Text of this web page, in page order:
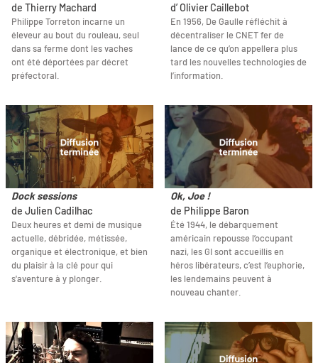
de Thierry Machard
Philippe Torreton incarne un
éleveur au bout du rouleau, seul
dans sa ferme dont les vaches
ont été déportées par décret
préfectoral.
d’ Olivier Caillebot
En 1956, De Gaulle réfléchit à
décentraliser le CNET fer de
lance de ce qu’on appellera plus
tard les nouvelles technologies de
l’information.
Dock sessions
de Julien Cadilhac
Deux heures et demi de musique
actuelle, débridée, métissée,
organique et électronique, et bien
du plaisir à la clé pour qui
s'aventure à y plonger.
Ok, Joe !
de Philippe Baron
Été 1944, le débarquement
américain repousse l’occupant
nazi, les GI sont accueillis en
héros libérateurs, c’est l’euphorie,
les lendemains peuvent à
nouveau chanter.